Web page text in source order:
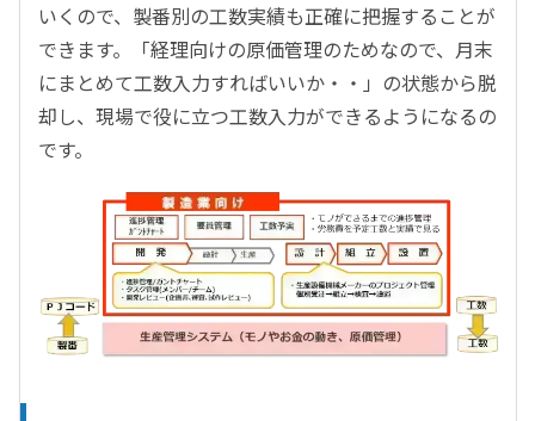
いくので、製番別の工数実績も正確に把握することが
できます。「経理向けの原価管理のためなので、月末
にまとめて工数入力すればいいか・・」の状態から脱
却し、現場で役に立つ工数入力ができるようになるの
です。